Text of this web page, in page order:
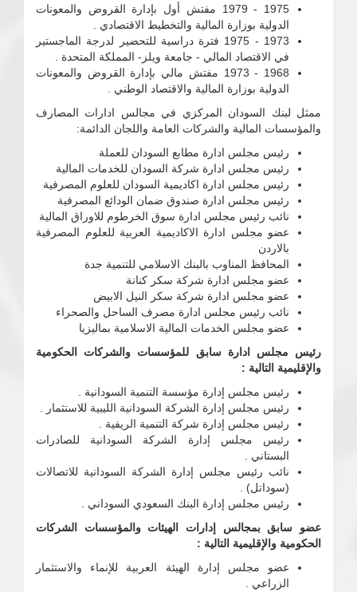
1975 - 1979 مفتش أول بإدارة القروض والمعونات
الدولية بوزارة المالية والتخطيط الاقتصادي .
1973 - 1975 فترة دراسية للتحضير لدرجة الماجستير
في الاقتصاد المالي - جامعة ويلز- المملكة المتحدة .
1968 - 1973 مفتش مالي بإدارة القروض والمعونات
الدولية بوزارة المالية والاقتصاد الوطني .
ممثل لبنك السودان المركزي في مجالس ادارات المصارف
والمؤسسات المالية والشركات العامة واللجان الدائمة:
رئيس مجلس ادارة مطابع السودان للعملة
رئيس مجلس ادارة شركة السودان للخدمات المالية
رئيس مجلس ادارة اكاديمية السودان للعلوم المصرفية
رئيس مجلس ادارة صندوق ضمان الودائع المصرفية
نائب رئيس مجلس ادارة سوق الخرطوم للاوراق المالية
عضو مجلس ادارة الاكاديمية العربية للعلوم المصرفية
بالاردن
المحافظ المناوب بالبنك الاسلامي للتنمية جدة
عضو مجلس ادارة شركة سكر كنانة
عضو مجلس ادارة شركة سكر النيل الابيض
نائب رئيس مجلس ادارة مصرف الساحل والصحراء
عضو مجلس الخدمات المالية الاسلامية بماليزيا
رئيس مجلس ادارة سابق للمؤسسات والشركات الحكومية
والإقليمية التالية :
رئيس مجلس إدارة مؤسسة التنمية السودانية .
رئيس مجلس إدارة الشركة السودانية الليبية للاستثمار .
رئيس مجلس إدارة شركة التنمية الريفية .
رئيس مجلس إدارة الشركة السودانية للصادرات
البستاني .
نائب رئيس مجلس إدارة الشركة السودانية للاتصالات
(سوداتل) .
رئيس مجلس إدارة البنك السعودي السوداني .
عضو سابق بمجالس إدارات الهيئات والمؤسسات الشركات
الحكومية والإقليمية التالية :
عضو مجلس إدارة الهيئة العربية للإنماء والاستثمار
الزراعي .